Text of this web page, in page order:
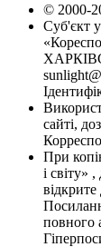
© 2000-
Суб'єкт
сайті,
При
і світу»
повного